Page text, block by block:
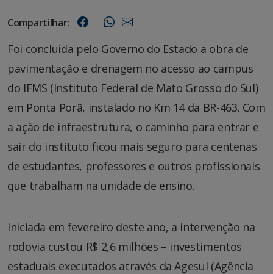
Compartilhar:
Foi concluída pelo Governo do Estado a obra de
pavimentação e drenagem no acesso ao campus
do IFMS (Instituto Federal de Mato Grosso do Sul)
em Ponta Porã, instalado no Km 14 da BR-463. Com
a ação de infraestrutura, o caminho para entrar e
sair do instituto ficou mais seguro para centenas
de estudantes, professores e outros profissionais
que trabalham na unidade de ensino.
Iniciada em fevereiro deste ano, a intervenção na
rodovia custou R$ 2,6 milhões – investimentos
estaduais executados através da Agesul (Agência